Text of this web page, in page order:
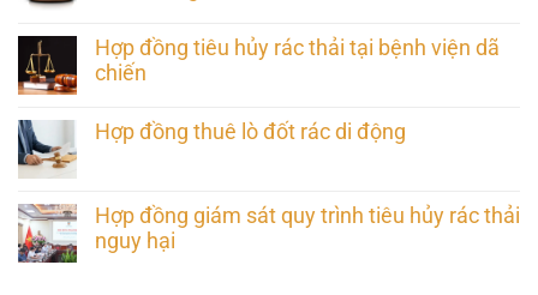
Hợp đồng tiêu hủy rác thải tại bệnh viện dã
chiến
Hợp đồng thuê lò đốt rác di động
Hợp đồng giám sát quy trình tiêu hủy rác thải
nguy hại